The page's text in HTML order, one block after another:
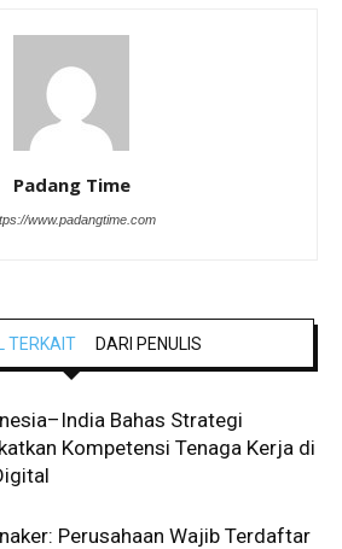
Padang Time
www.padangtime.com
TERKAIT DARI PENULIS
Bahas Strategi
Kompetensi Tenaga Kerja di
Perusahaan Wajib Terdaftar